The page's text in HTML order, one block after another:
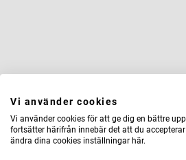
Vi använder cookies
Vi använder cookies för att ge dig en bättre
fortsätter härifrån innebär det att du
ändra dina cookies inställningar här.